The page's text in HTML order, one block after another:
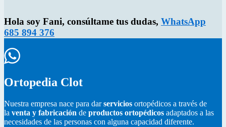
Hola soy Fani, consúltame tus dudas, WhatsApp
685 894 376
Ortopedia Clot
Nuestra empresa nace para darservicios ortopédicos a través de
la venta y fabricación de productos ortopédicos adaptados a las
necesidades de las personas con alguna capacidad diferente.